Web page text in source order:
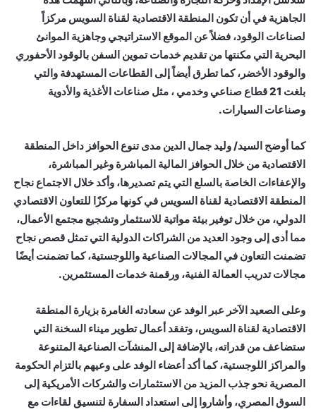
الجاهزية في أن تكون المنطقة الاقتصادية لقناة السويس مركزاً
لصناعات الوقود، فضلاً عن الموقع الاستراتيجي وجاهزية الموانئ
البحرية التي مكنتها من تقديم خدمات تموين السفن بالوقود الأحفوري
والوقود الأخضر، كما تطرق أيضاً إلى القطاعات المستهدفة والتي
بلغت 21 قطاع صناعي وخدمي ، مثل صناعات الأغذية والأدوية
وصناعات السيارات.
كما أوضح السيد/ وليد جمال الدين مدى تنوع الحوافز داخل المنطقة
الاقتصادية من خلال الحوافز المالية المباشرة وغير المباشرة،
والإعفاءات الخاصة بالسلع التي يتم تصديرها، وأكد خلال الاجتماع نجاح
المنطقة الاقتصادية لقناة السويس في كونها مركزًا للتعاون الاقتصادي
الدولي، من خلال توفير بيئة مواتية للاستثمار وتشجيع مجتمع الأعمال،
مما أدى إلى وجود العديد من الشراكات الدولية التي تمثل قصص نجاح
تضمنت التعاون في المجالات الصناعية واللوجستية، كما تضمنت أيضًا
مجالات تدريب العمالة الفنية، ورقمنة خدمات المستثمرين.
وعلى الصعيد الآخر عبر الوفد عن سعادته الغامرة بزيارة المنطقة
الاقتصادية لقناة السويس، وتفقد أعمال تطوير ميناء السخنة التي
ستضاعف من قدراته، بالإضافة إلى المنشآت الصناعية المتنوعة
والمراكز اللوجستية، كما أكد أعضاء الوفد على وعيهم بالتزام الحكومة
المصرية نحو جذب المزيد من الاستثمارات والشركات الأمريكية إلى
السوق المصري، وأشاروا إلى استعداد السفارة لتنسيق لقاءات مع